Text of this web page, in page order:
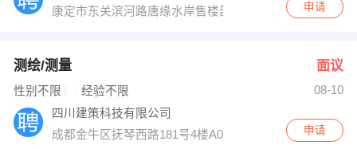
康定市东关滨河路唐缘水岸售楼部旁边
申请
测绘/测量 面议
性别不限 经验不限
08-10
四川建策科技有限公司
成都金牛区抚琴西路181号4楼A03室
申请